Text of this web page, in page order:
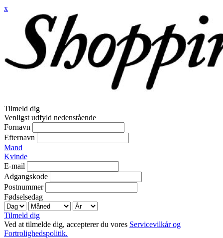
x
Tilmeld dig
Venligst udfyld nedenstående
Fornavn
Efternavn
Mand
Kvinde
E-mail
Adgangskode
Postnummer
Fødselsedag
Tilmeld dig
Ved at tilmelde dig, accepterer du vores Servicevilkår og
Fortrolighedspolitik.